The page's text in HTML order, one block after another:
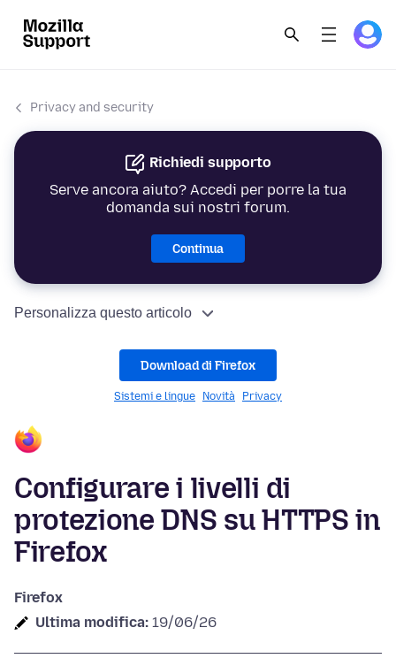
Privacy and security
Richiedi supporto
Serve ancora aiuto? Accedi per porre la tua
domanda sui nostri forum.
Continua
Personalizza questo articolo
Download di Firefox
Sistemi e lingue Novità Privacy
Configurare i livelli di
protezione DNS su HTTPS in
Firefox
Firefox
Ultima modifica: 19/06/26